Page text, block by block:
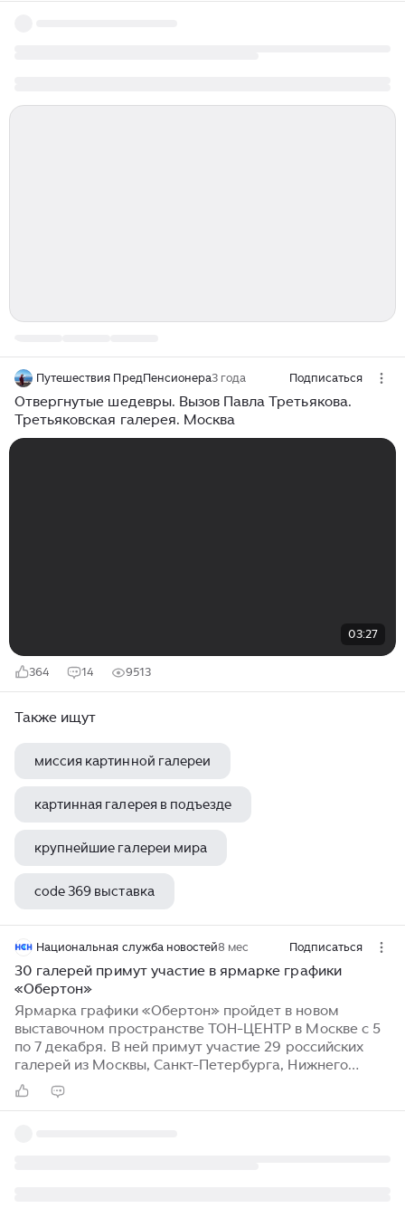
Путешествия ПредПенсионера3 года Подписаться
Отвергнутые шедевры. Вызов Павла Третьякова.
Третьяковская галерея. Москва
03:27
364 14 9513
Также ищут
миссия картинной галереи
картинная галерея в подъезде
крупнейшие галереи мира
code 369 выставка
Национальная служба новостей8 мес Подписаться
30 галерей примут участие в ярмарке графики
«Обертон»
Ярмарка графики «Обертон» пройдет в новом
выставочном пространстве ТОН-ЦЕНТР в Москве с 5
по 7 декабря. В ней примут участие 29 российских
галерей из Москвы, Санкт-Петербурга, Нижнего
Новгорода, Воронежа и Владивостока, а также
специальный новогодний проект от Pogodina Gallery.